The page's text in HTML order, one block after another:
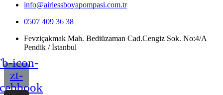
info@airlessboyapompasi.com.tr
0507 409 36 38
Fevziçakmak Mah. Bediüzaman Cad.Cengiz Sok. No:4/A
Pendik / İstanbul
icon-
zt-